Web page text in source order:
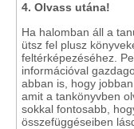
4. Olvass utána!
Ha halomban áll a
ütsz fel plusz
feltérképezéséhez.
információval
abban is, hogy
amit a tankönyvben
sokkal fontosabb,
összefüggéseiben